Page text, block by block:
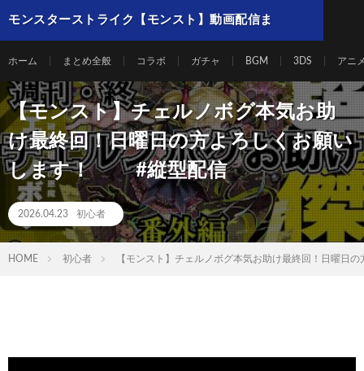
モンスターストライク【モンスト】動画配信ま
ホーム まとめ全般 コラボ ガチャ BGM 3DS アニ
【モンスト】チェルノボグ本気お助
け最終回！日曜日の方よろしくお願い
します！ #縦型配信
2026.04.23 初心者
HOME 初心者 【モンスト】チェルノボグ本気お助け最終回！日曜